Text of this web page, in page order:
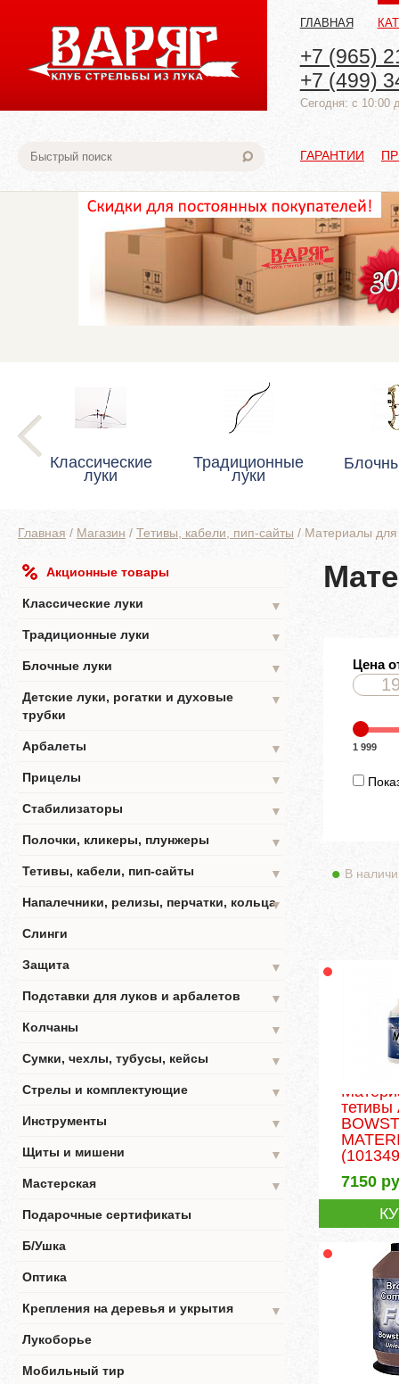
ГЛАВНАЯ
+7 (965)
+7 (499)
Cегодня: с 10:00
ГАРАНТИИ
Классические
луки
Традиционные
луки
Главная / Магазин / Тетивы, кабели, пип-сайты / Материалы для
Акционные товары
Классические луки
▼
Традиционные луки
▼
Блочные луки
▼
Детские луки, рогатки и духовые
трубки
▼
Арбалеты
▼
Прицелы
▼
Стабилизаторы
▼
Полочки, кликеры, плунжеры
▼
Тетивы, кабели, пип-сайты
▼
Напалечники, релизы, перчатки, кольца▼
Слинги
Защита
▼
Подставки для луков и арбалетов
▼
Колчаны
▼
Сумки, чехлы, тубусы, кейсы
▼
Стрелы и комплектующие
▼
Инструменты
▼
Щиты и мишени
▼
Мастерская
▼
Подарочные сертификаты
Б/Ушка
Оптика
Крепления на деревья и укрытия
▼
Лукоборье
Мобильный тир
Цена
1 999
В
тетивы
7150